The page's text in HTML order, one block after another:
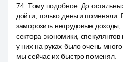
74: Тому подобное. До
дойти, только деньги
заморозить нетрудовые доходы,
сектора экономики,
у них на руках было очень
мы сейчас их быстро поменял.